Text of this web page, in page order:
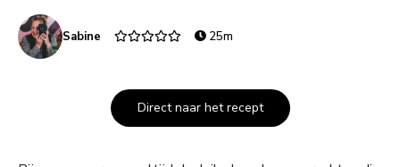
Sabine 25m
Direct naar het recept